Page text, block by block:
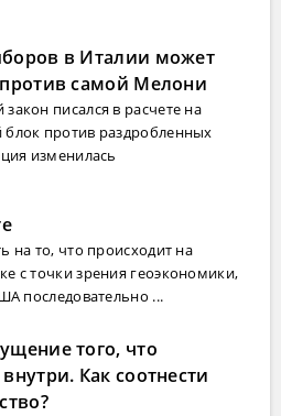
в Италии может
самой Мелони
писался в расчете на
против раздробленных
изменилась
на то, что происходит на
с точки зрения геоэкономики,
последовательно ...
того, что
Как соотнести